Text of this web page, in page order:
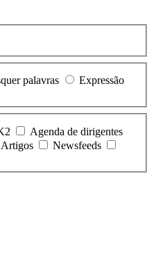
palavras
Agenda de dirigentes
Artigos
Newsfeeds